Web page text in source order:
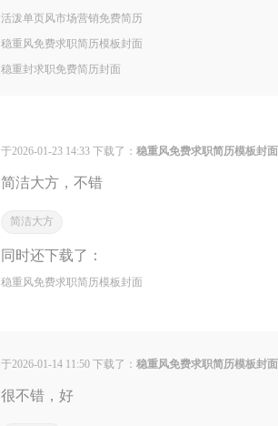
活泼单页风市场营销免费简历
稳重风免费求职简历模板封面
稳重封求职免费简历封面
于2026-01-23 14:33 下载了：稳重风免费求职简历模板封面
简洁大方，不错
简洁大方
同时还下载了：
稳重风免费求职简历模板封面
于2026-01-14 11:50 下载了：稳重风免费求职简历模板封面
很不错，好